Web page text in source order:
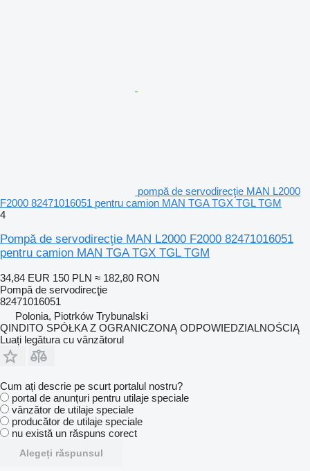
pompă de servodirecţie MAN L2000
F2000 82471016051 pentru camion MAN TGA TGX TGL TGM
4
Pompă de servodirecţie MAN L2000 F2000 82471016051
pentru camion MAN TGA TGX TGL TGM
34,84 EUR 150 PLN ≈ 182,80 RON
Pompă de servodirecţie
82471016051
Polonia, Piotrków Trybunalski
QINDITO SPÓŁKA Z OGRANICZONĄ ODPOWIEDZIALNOŚCIĄ
Luați legătura cu vânzătorul
Cum ați descrie pe scurt portalul nostru?
portal de anunțuri pentru utilaje speciale
vânzător de utilaje speciale
producător de utilaje speciale
nu există un răspuns corect
Alegeți răspunsul